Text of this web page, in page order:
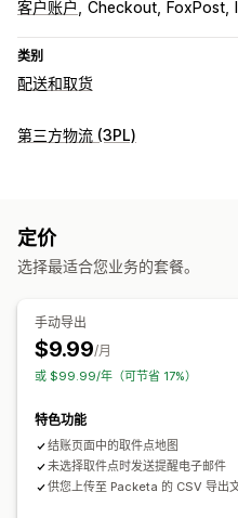
客户账户 Checkout FoxPost
类别
配送和取货
配送选项
路边
实时跟踪
第三方物流 (3PL)
客户通知
定价
选择最适合您业务的套餐。
手动导出
$9.99/月
或 $99.99/年（可节省 17%）
特色功能
结账页面中的取件点地图
未选择取件点时发送提醒电子邮件
供您上传至 Packeta 的 CSV 导出